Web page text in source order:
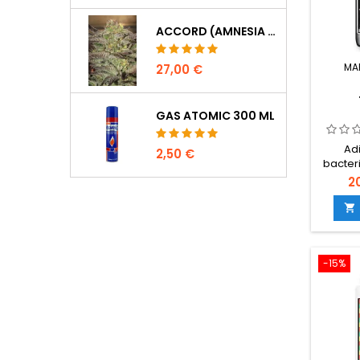
ACCORD (AMNESIA CORDOBESA)
27,00 €
GAS ATOMIC 300 ML
2,50 €
de

-15%